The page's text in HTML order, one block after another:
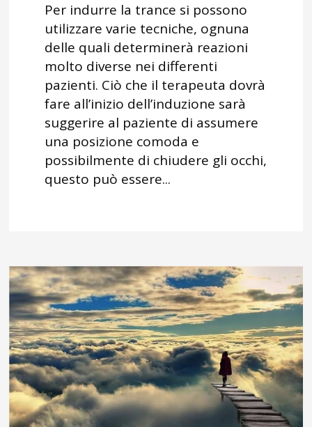
Per indurre la trance si possono
utilizzare varie tecniche, ognuna
delle quali determinerà reazioni
molto diverse nei differenti
pazienti. Ciò che il terapeuta dovrà
fare all’inizio dell’induzione sarà
suggerire al paziente di assumere
una posizione comoda e
possibilmente di chiudere gli occhi,
questo può essere...